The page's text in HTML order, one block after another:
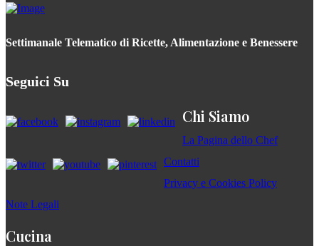
Settimanale Telematico di Ricette, Alimentazione e Benessere
Seguici Su
Chi Siamo
La Pagina dello Chef
Contatti
Privacy e Cookies Policy
Note Legali
Cucina